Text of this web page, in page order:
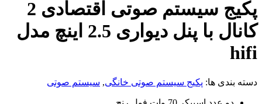
پکیج سیستم صوتی اقتصادی 2
کانال با پنل دیواری 2.5 اینچ مدل
hifi
دسته بندی ها: پکیج سیستم صوتی خانگی, سیستم صوتی